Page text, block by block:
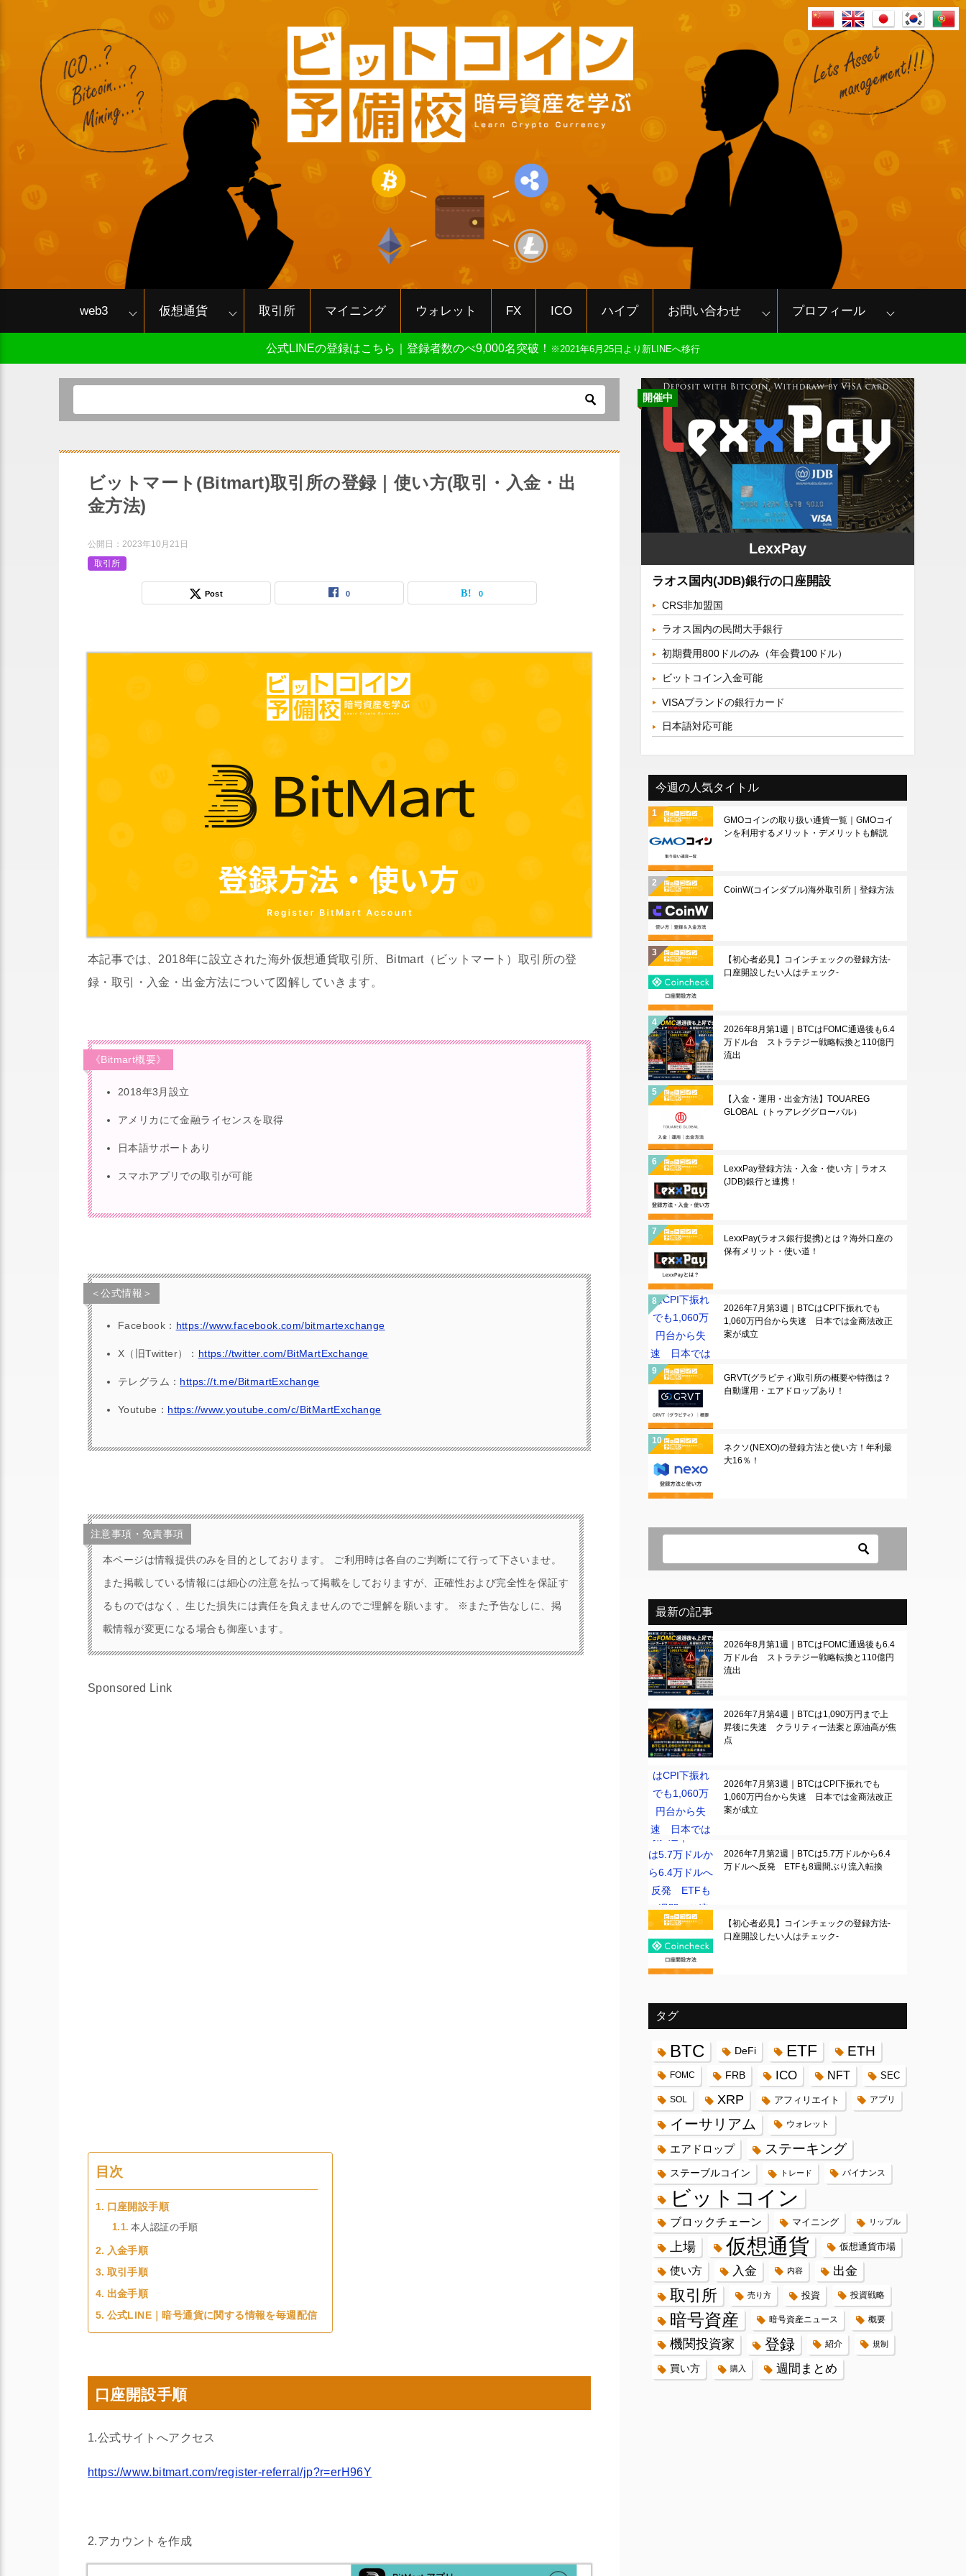
web3 仮想通貨 取引所 マイニング ウォレット FX ICO ハイプ お問い合わせ プロフィール
公式LINEの登録はこちら｜登録者数のべ9,000名突破！ ※2021年6月25日より新LINEへ移行
ビットマート(Bitmart)取引所の登録｜使い方(取引・入金・出
金方法)
公開日： 2023年10月21日
取引所
Post 0 0
本記事では、2018年に設立された海外仮想通貨取引所、Bitmart（ビットマート）取引所の登
録・取引・入金・出金方法について図解していきます。
《Bitmart概要》
2018年3月設立
アメリカにて金融ライセンスを取得
日本語サポートあり
スマホアプリでの取引が可能
＜公式情報＞
Facebook： https://www.facebook.com/bitmartexchange
X（旧Twitter）： https://twitter.com/BitMartExchange
テレグラム： https://t.me/BitmartExchange
Youtube： https://www.youtube.com/c/BitMartExchange
注意事項・免責事項
本ページは情報提供のみを目的としております。 ご利用時は各自のご判断にて行って下さいませ。
また掲載している情報には細心の注意を払って掲載をしておりますが、正確性および完全性を保証す
るものではなく、生じた損失には責任を負えませんのでご理解を願います。 ※また予告なしに、掲
載情報が変更になる場合も御座います。
Sponsored Link
目次
口座開設手順
本人認証の手順
入金手順
取引手順
出金手順
公式LINE｜暗号通貨に関する情報を毎週配信
口座開設手順
1.公式サイトへアクセス
https://www.bitmart.com/register-referral/jp?r=erH96Y
2.アカウントを作成
開催中
LexxPay
ラオス国内(JDB)銀行の口座開設
CRS非加盟国
ラオス国内の民間大手銀行
初期費用800ドルのみ（年会費100ドル）
ビットコイン入金可能
VISAブランドの銀行カード
日本語対応可能
今週の人気タイトル
GMOコインの取り扱い通貨一覧｜GMOコイ
ンを利用するメリット・デメリットも解説
CoinW(コインダブル)海外取引所｜登録方法
【初心者必見】コインチェックの登録方法-
口座開設したい人はチェック-
2026年8月第1週｜BTCはFOMC通過後も6.4
万ドル台 ストラテジー戦略転換と110億円
流出
【入金・運用・出金方法】TOUAREG
GLOBAL（トゥアレググローバル）
LexxPay登録方法・入金・使い方｜ラオス
(JDB)銀行と連携！
LexxPay(ラオス銀行提携)とは？海外口座の
保有メリット・使い道！
2026年7月第3週｜BTCはCPI下振れでも
1,060万円台から失速 日本では金商法改正
案が成立
GRVT(グラビティ)取引所の概要や特徴は？
自動運用・エアドロップあり！
ネクソ(NEXO)の登録方法と使い方！年利最
大16％！
最新の記事
2026年8月第1週｜BTCはFOMC通過後も6.4
万ドル台 ストラテジー戦略転換と110億円
流出
2026年7月第4週｜BTCは1,090万円まで上
昇後に失速 クラリティー法案と原油高が焦
点
2026年7月第3週｜BTCはCPI下振れでも
1,060万円台から失速 日本では金商法改正
案が成立
2026年7月第2週｜BTCは5.7万ドルから6.4
万ドルへ反発 ETFも8週間ぶり流入転換
【初心者必見】コインチェックの登録方法-
口座開設したい人はチェック-
タグ
BTC DeFi ETF ETH
FOMC FRB ICO NFT SEC
SOL XRP アフィリエイト アプリ
イーサリアム ウォレット
エアドロップ ステーキング
ステーブルコイン トレード バイナンス
ビットコイン
ブロックチェーン マイニング リップル
上場 仮想通貨 仮想通貨市場
使い方 入金 内容 出金
取引所 売り方 投資 投資戦略
暗号資産 暗号資産ニュース 概要
機関投資家 登録 紹介 規制
買い方 購入 週間まとめ